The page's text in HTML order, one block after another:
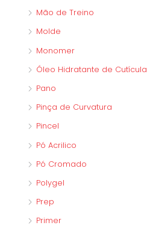
Mão de Treino
Molde
Monomer
Óleo Hidratante de Cutícula
Pano
Pinça de Curvatura
Pincel
Pó Acrilico
Pó Cromado
Polygel
Prep
Primer